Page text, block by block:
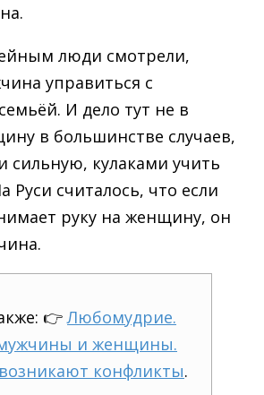
люди смотрели,
управиться с
И дело тут не в
в большинстве случаев,
сильную, кулаками учить
Руси считалось, что если
руку на женщину, он
👉Любомудрие.
и женщины.
конфликты.